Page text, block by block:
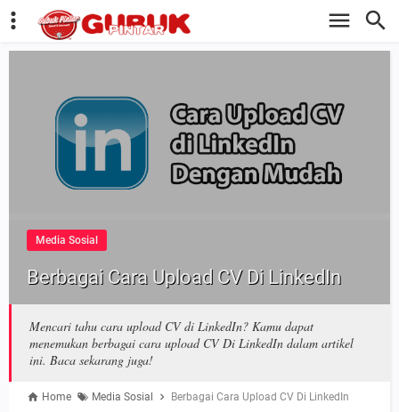
Media Sosial
Berbagai Cara Upload CV Di LinkedIn
Mencari tahu cara upload CV di LinkedIn? Kamu dapat
menemukan berbagai cara upload CV Di LinkedIn dalam artikel
ini. Baca sekarang juga!
Home Media Sosial Berbagai Cara Upload CV Di LinkedIn